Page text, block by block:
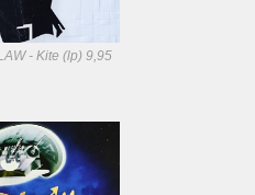
- Kite (lp) 9,95